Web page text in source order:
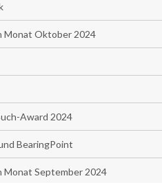
Monat Oktober 2024
Award 2024
BearingPoint
September 2024